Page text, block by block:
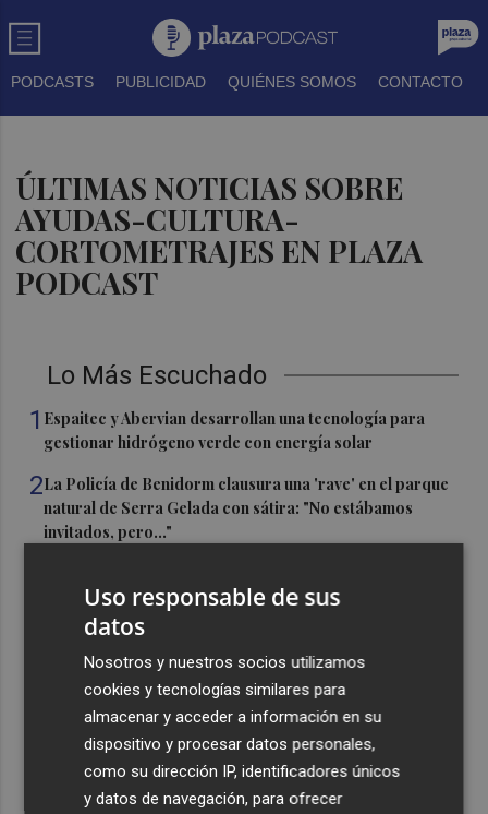
PODCASTS PUBLICIDAD QUIÉNES SOMOS CONTACTO
ÚLTIMAS NOTICIAS SOBRE
AYUDAS-CULTURA-
CORTOMETRAJES EN PLAZA
PODCAST
Lo Más Escuchado
1 Espaitec y Abervian desarrollan una tecnología para
gestionar hidrógeno verde con energía solar
2La Policía de Benidorm clausura una 'rave' en el parque
natural de Serra Gelada con sátira: "No estábamos
invitados, pero..."
retablo de las maravillas' 65 años de una historia
compartida
La Región de Murcia ha sufrido ya 134 incendios
forestales y conatos en lo que va de verano
El PSOE tilda de "insuficiente" el contrato de
mantenimiento y critica que los vecinos tengan que tapar
baches en las pedanías
Uso responsable de sus
datos
Nosotros y nuestros socios utilizamos
cookies y tecnologías similares para
almacenar y acceder a información en su
dispositivo y procesar datos personales,
como su dirección IP, identificadores únicos
y datos de navegación, para ofrecer